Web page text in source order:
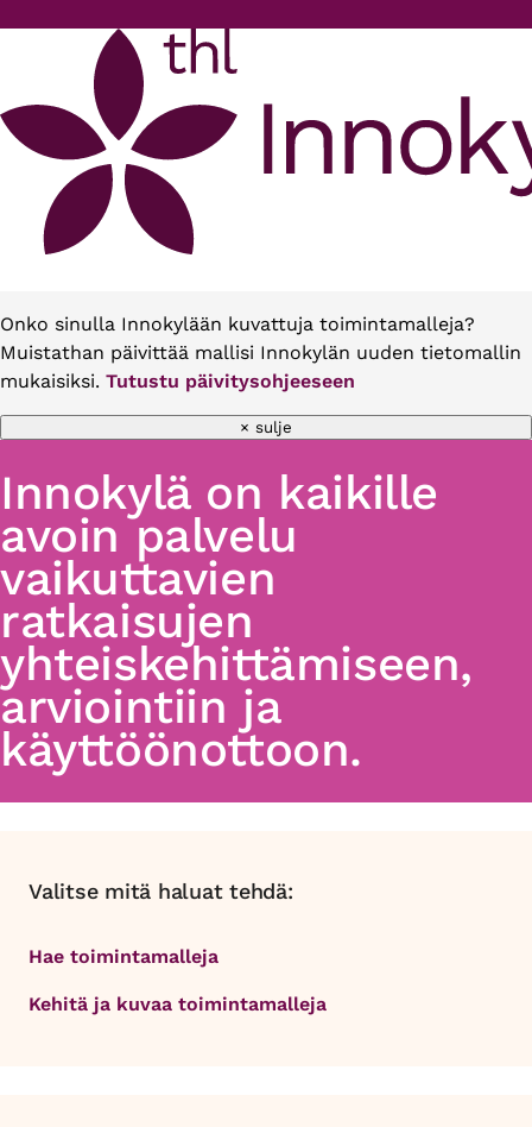
Onko sinulla Innokylään kuvattuja toimintamalleja?
Muistathan päivittää mallisi Innokylän uuden tietomallin
mukaisiksi. Tutustu päivitysohjeeseen
× sulje
Innokylä on kaikille
avoin palvelu
vaikuttavien
ratkaisujen
yhteiskehittämiseen,
arviointiin ja
käyttöönottoon.
Valitse mitä haluat tehdä:
Hae toimintamalleja
Kehitä ja kuvaa toimintamalleja